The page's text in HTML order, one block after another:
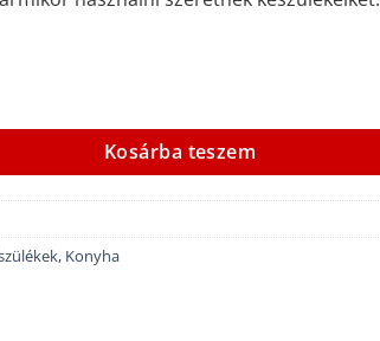
mennyiség
Kosárba teszem
, Konyha